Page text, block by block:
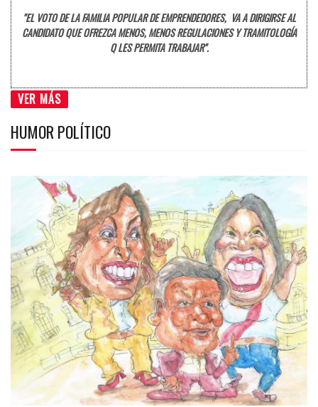
"EL VOTO DE LA FAMILIA POPULAR DE EMPRENDEDORES, VA A DIRIGIRSE AL
CANDIDATO QUE OFREZCA MENOS, MENOS REGULACIONES Y TRAMITOLOGÍA
Q LES PERMITA TRABAJAR".
VER MÁS
HUMOR POLÍTICO